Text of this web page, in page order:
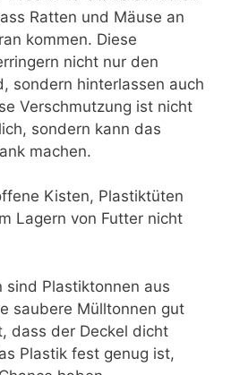
Ratten und Mäuse an
kommen. Diese
nicht nur den
sondern hinterlassen auch
Verschmutzung ist nicht
sondern kann das
machen.
Kisten, Plastiktüten
Lagern von Futter nicht
sind Plastiktonnen aus
saubere Mülltonnen gut
dass der Deckel dicht
Plastik fest genug ist,